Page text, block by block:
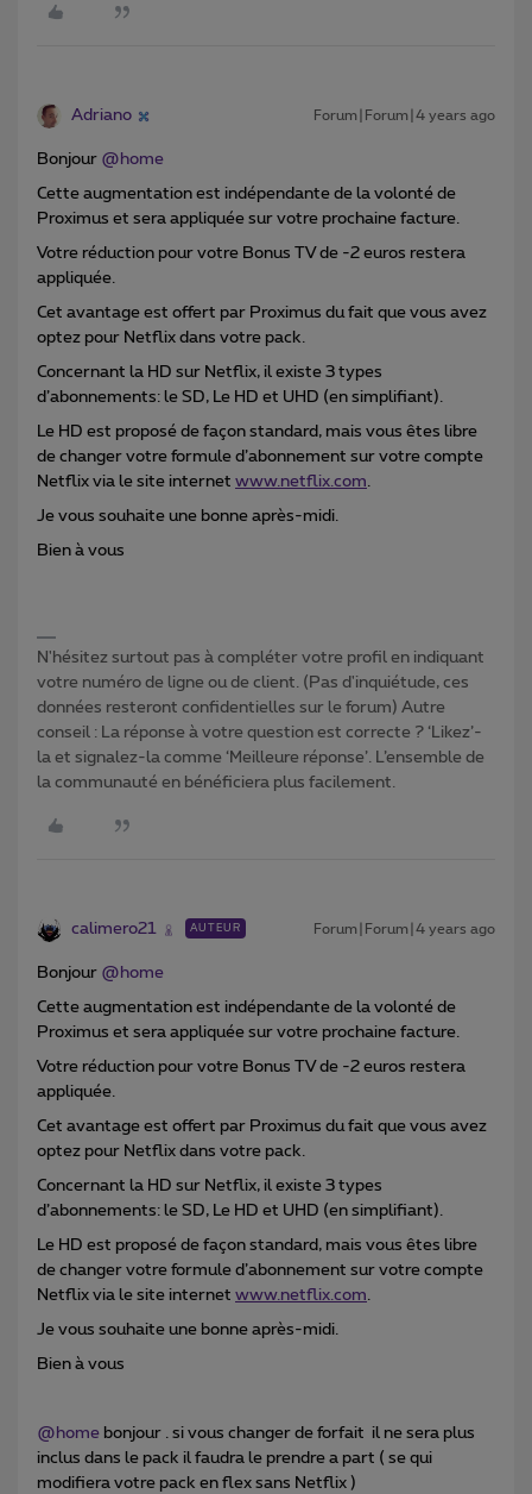
Adriano Forum|Forum|4 years ago
Bonjour @home
Cette augmentation est indépendante de la volonté de
Proximus et sera appliquée sur votre prochaine facture.
Votre réduction pour votre Bonus TV de -2 euros restera
appliquée.
Cet avantage est offert par Proximus du fait que vous avez
optez pour Netflix dans votre pack.
Concernant la HD sur Netflix, il existe 3 types
d’abonnements: le SD, Le HD et UHD (en simplifiant).
Le HD est proposé de façon standard, mais vous êtes libre
de changer votre formule d’abonnement sur votre compte
Netflix via le site internet www.netflix.com.
Je vous souhaite une bonne après-midi.
Bien à vous
N'hésitez surtout pas à compléter votre profil en indiquant
votre numéro de ligne ou de client. (Pas d'inquiétude, ces
données resteront confidentielles sur le forum) Autre
conseil : La réponse à votre question est correcte ? ‘Likez’-
la et signalez-la comme ‘Meilleure réponse’. L’ensemble de
la communauté en bénéficiera plus facilement.
calimero21 AUTEUR Forum|Forum|4 years ago
Bonjour @home
Cette augmentation est indépendante de la volonté de
Proximus et sera appliquée sur votre prochaine facture.
Votre réduction pour votre Bonus TV de -2 euros restera
appliquée.
Cet avantage est offert par Proximus du fait que vous avez
optez pour Netflix dans votre pack.
Concernant la HD sur Netflix, il existe 3 types
d’abonnements: le SD, Le HD et UHD (en simplifiant).
Le HD est proposé de façon standard, mais vous êtes libre
de changer votre formule d’abonnement sur votre compte
Netflix via le site internet www.netflix.com.
Je vous souhaite une bonne après-midi.
Bien à vous
@home bonjour . si vous changer de forfait il ne sera plus
inclus dans le pack il faudra le prendre a part ( se qui
modifiera votre pack en flex sans Netflix )